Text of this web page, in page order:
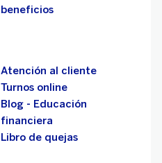
beneficios
Atención al cliente
Turnos online
Blog - Educación
financiera
Libro de quejas